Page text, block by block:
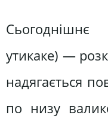
утикаке) —
надягається
по низу